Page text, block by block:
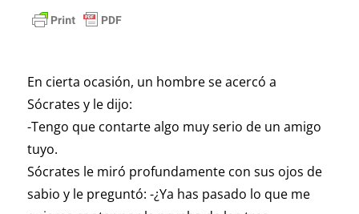
En cierta ocasión, un hombre se acercó a
Sócrates y le dijo:
-Tengo que contarte algo muy serio de un amigo
tuyo.
Sócrates le miró profundamente con sus ojos de
sabio y le preguntó: -¿Ya has pasado lo que me